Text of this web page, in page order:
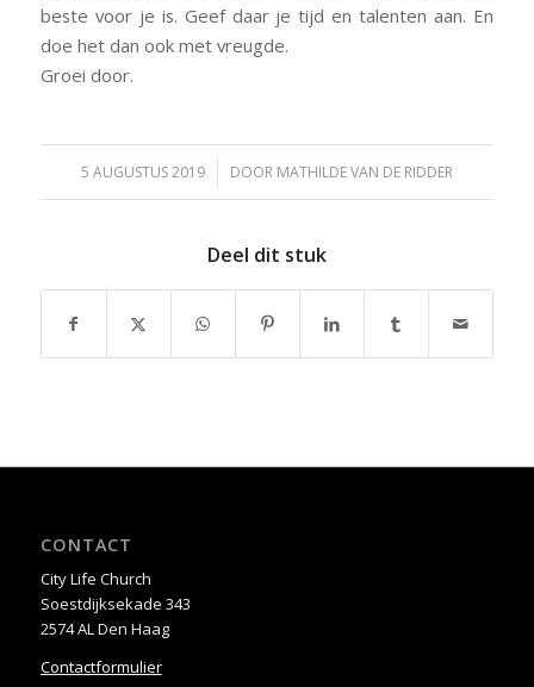
beste voor je is. Geef daar je tijd en talenten aan. En
doe het dan ook met vreugde.
Groei door.
5 AUGUSTUS 2019
/ DOOR MATHILDE VAN DE RIDDER
Deel dit stuk
CONTACT
City Life Church
Soestdijksekade 343
2574 AL Den Haag
Contactformulier